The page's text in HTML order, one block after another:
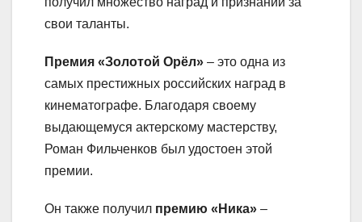
свои таланты.
Премия «Золотой Орёл» – это одна из
самых престижных российских наград в
кинематографе. Благодаря своему
выдающемуся актерскому мастерству,
Роман Фильченков был удостоен этой
премии.
Он также получил премию «Ника» –